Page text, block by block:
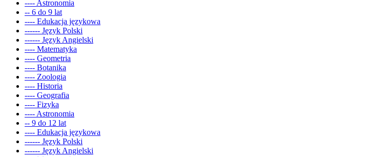
---- Astronomia
-- 6 do 9 lat
---- Edukacja językowa
------ Język Polski
------ Język Angielski
---- Matematyka
---- Geometria
---- Botanika
---- Zoologia
---- Historia
---- Geografia
---- Fizyka
---- Astronomia
-- 9 do 12 lat
---- Edukacja językowa
------ Język Polski
------ Język Angielski